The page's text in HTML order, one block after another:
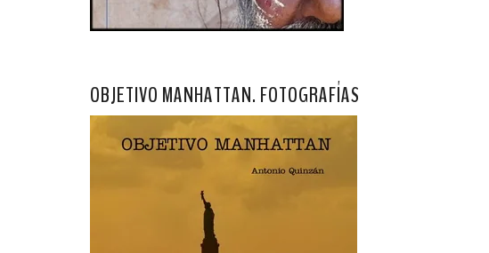
OBJETIVO MANHATTAN. FOTOGRAFÍAS